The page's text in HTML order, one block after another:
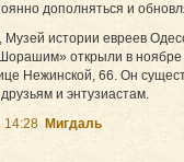
дополняться и
Музей истории евреев
открыли в ноябре
Нежинской, 66. Он
и энтузиастам.
14:28 Мигдаль